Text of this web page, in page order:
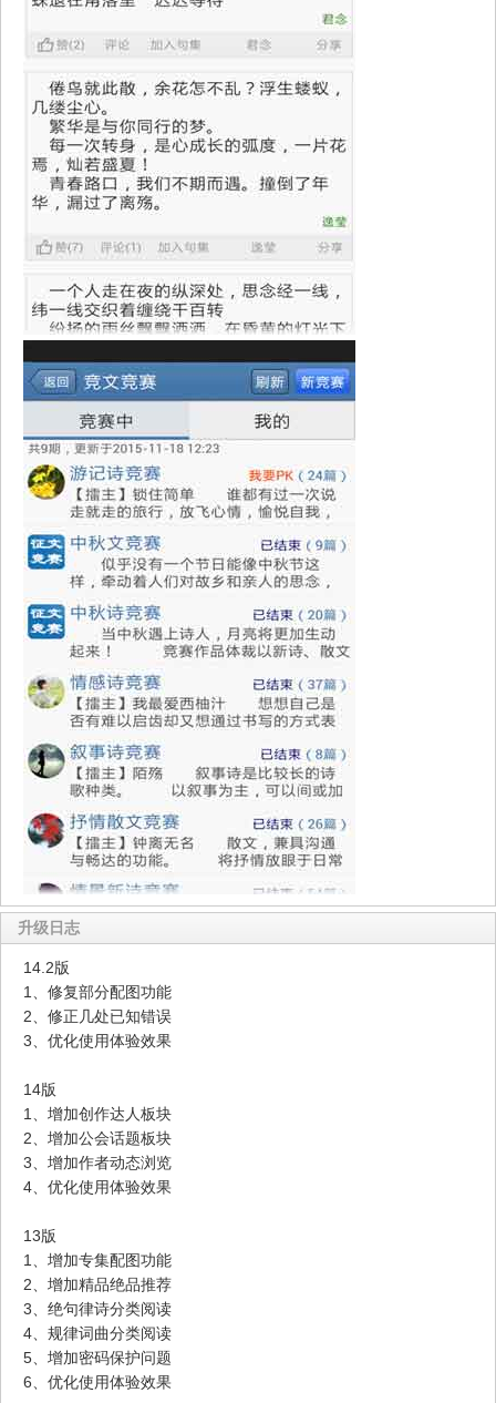
升级日志
14.2版
1、修复部分配图功能
2、修正几处已知错误
3、优化使用体验效果
14版
1、增加创作达人板块
2、增加公会话题板块
3、增加作者动态浏览
4、优化使用体验效果
13版
1、增加专集配图功能
2、增加精品绝品推荐
3、绝句律诗分类阅读
4、规律词曲分类阅读
5、增加密码保护问题
6、优化使用体验效果